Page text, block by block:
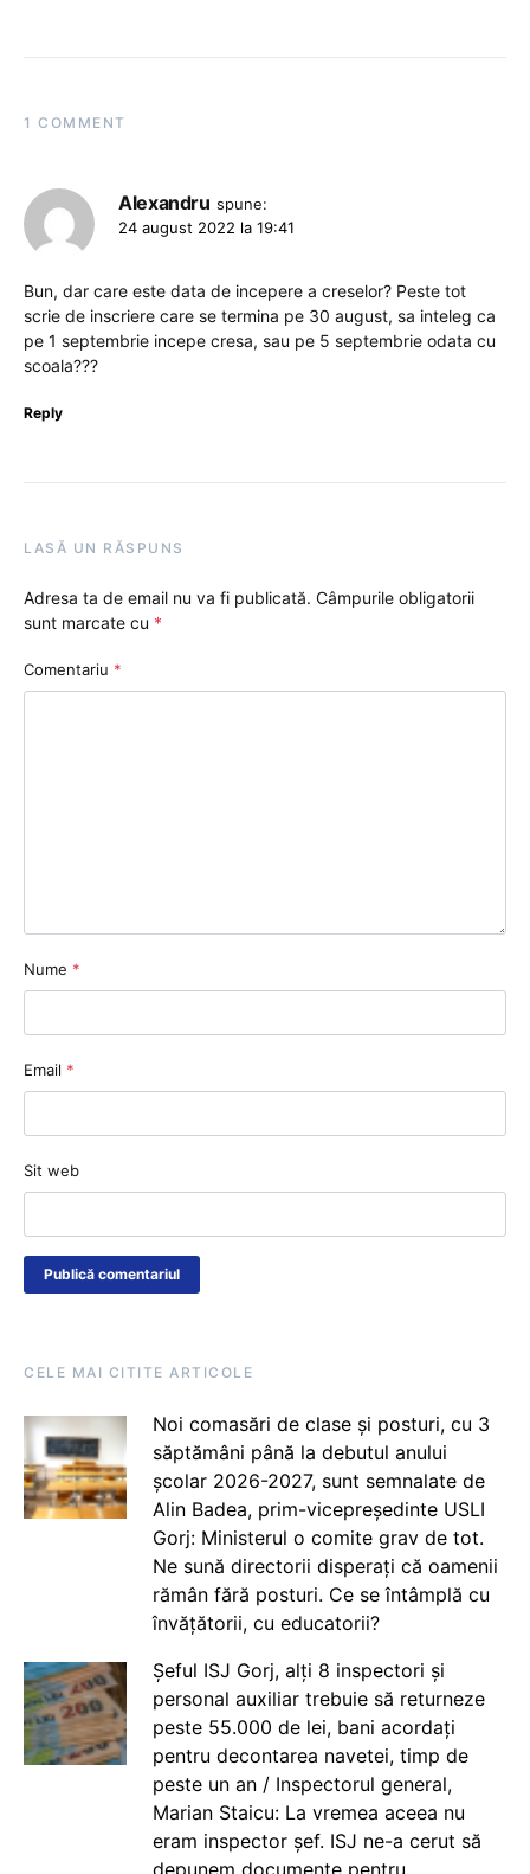
1 COMMENT
Alexandru spune:
24 august 2022 la 19:41
Bun, dar care este data de incepere a creselor? Peste tot
scrie de inscriere care se termina pe 30 august, sa inteleg ca
pe 1 septembrie incepe cresa, sau pe 5 septembrie odata cu
scoala???
Reply
LASĂ UN RĂSPUNS
Adresa ta de email nu va fi publicată. Câmpurile obligatorii
sunt marcate cu *
Comentariu *
Nume *
Email *
Sit web
CELE MAI CITITE ARTICOLE
Noi comasări de clase și posturi, cu 3
săptămâni până la debutul anului
școlar 2026-2027, sunt semnalate de
Alin Badea, prim-vicepreședinte USLI
Gorj: Ministerul o comite grav de tot.
Ne sună directorii disperați că oamenii
rămân fără posturi. Ce se întâmplă cu
învățătorii, cu educatorii?
Șeful ISJ Gorj, alți 8 inspectori și
personal auxiliar trebuie să returneze
peste 55.000 de lei, bani acordați
pentru decontarea navetei, timp de
peste un an / Inspectorul general,
Marian Staicu: La vremea aceea nu
eram inspector șef. ISJ ne-a cerut să